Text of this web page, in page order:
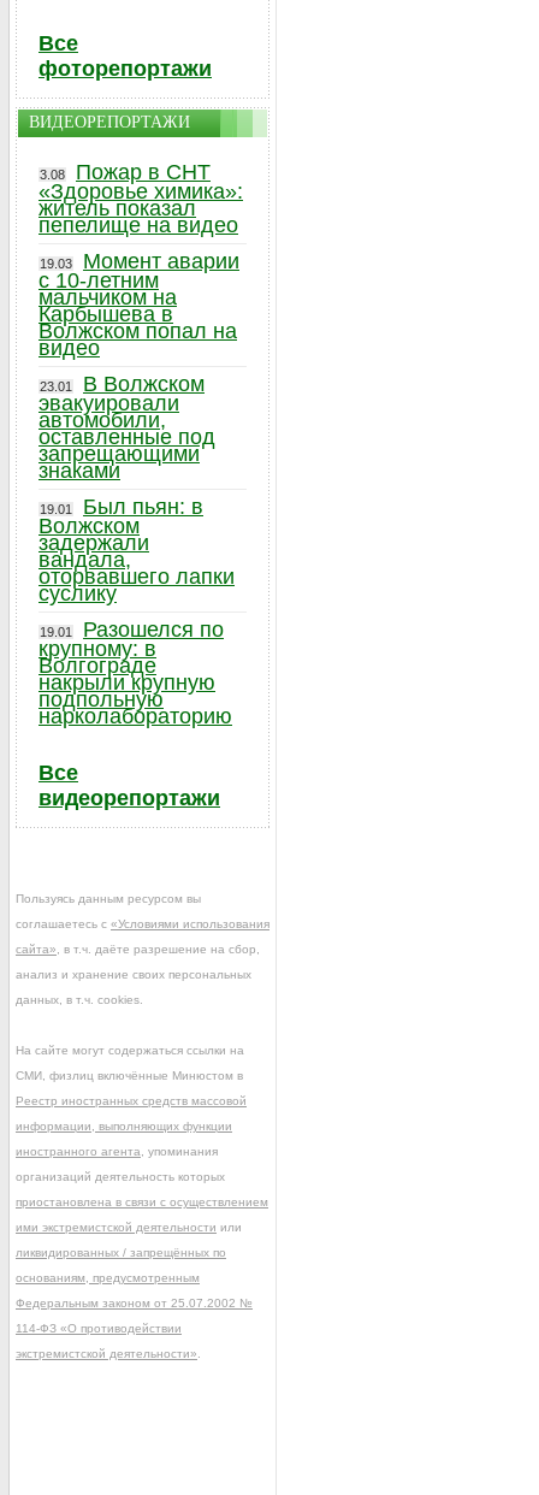
Все
фоторепортажи
ВИДЕОРЕПОРТАЖИ
3.08
Пожар в СНТ
«Здоровье химика»:
житель показал
пепелище на видео
19.03
Момент аварии
с 10-летним
мальчиком на
Карбышева в
Волжском попал на
видео
23.01
В Волжском
эвакуировали
автомобили,
оставленные под
запрещающими
знаками
19.01
Был пьян: в
Волжском
задержали
вандала,
оторвавшего лапки
суслику
19.01
Разошелся по
крупному: в
Волгограде
накрыли крупную
подпольную
нарколабораторию
Все
видеорепортажи
Пользуясь данным ресурсом вы
соглашаетесь с «Условиями использования
сайта» , в т.ч. даёте разрешение на сбор,
анализ и хранение своих персональных
данных, в т.ч. cookies.
На сайте могут содержаться ссылки на
СМИ, физлиц включённые Минюстом в
Реестр иностранных средств массовой
информации, выполняющих функции
иностранного агента , упоминания
организаций деятельность которых
приостановлена в связи с осуществлением
ими экстремистской деятельности или
ликвидированных / запрещённых по
основаниям, предусмотренным
Федеральным законом от 25.07.2002 №
114-ФЗ «О противодействии
экстремистской деятельности»